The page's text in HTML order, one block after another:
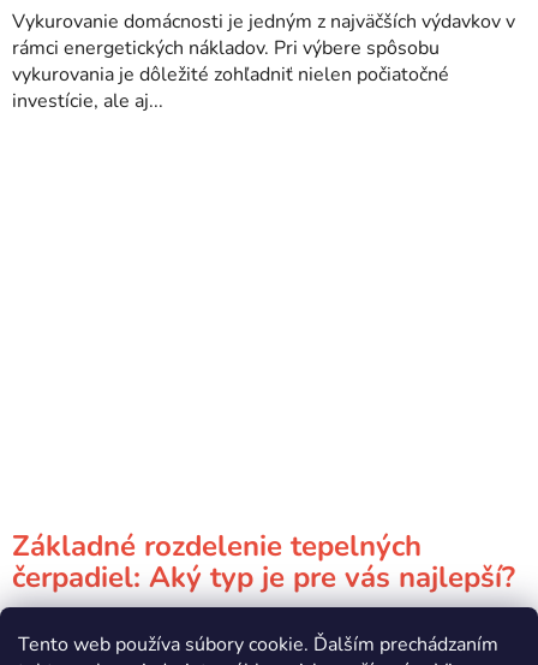
Tento web používa súbory cookie. Ďalším prechádzaním
Vykurovanie domácnosti je jedným z najväčších výdavkov v
rámci energetických nákladov. Pri výbere spôsobu
vykurovania je dôležité zohľadniť nielen počiatočné
investície, ale aj...
Základné rozdelenie tepelných
čerpadiel: Aký typ je pre vás najlepší?
spôsoby vykurovania a ohrevu vody. Ich hlavnou úlohou je